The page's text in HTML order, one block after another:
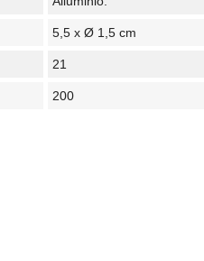
5,5 x Ø 1,5 cm
21
200